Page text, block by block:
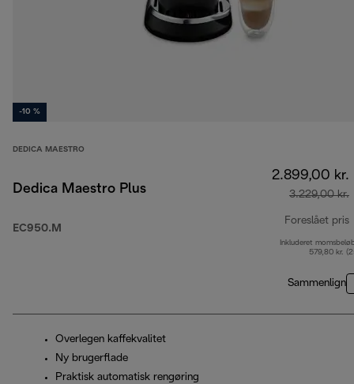
-10 %
DEDICA MAESTRO
Dedica Maestro Plus
EC950.M
2.899,00 kr.
3.229,00 kr.
Foreslået pris
Inkluderet
579,80 kr.
Sammenlign
Overlegen kaffekvalitet
Ny brugerflade
Praktisk automatisk rengøring